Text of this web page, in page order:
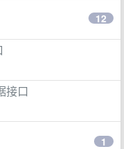
12
接口
1